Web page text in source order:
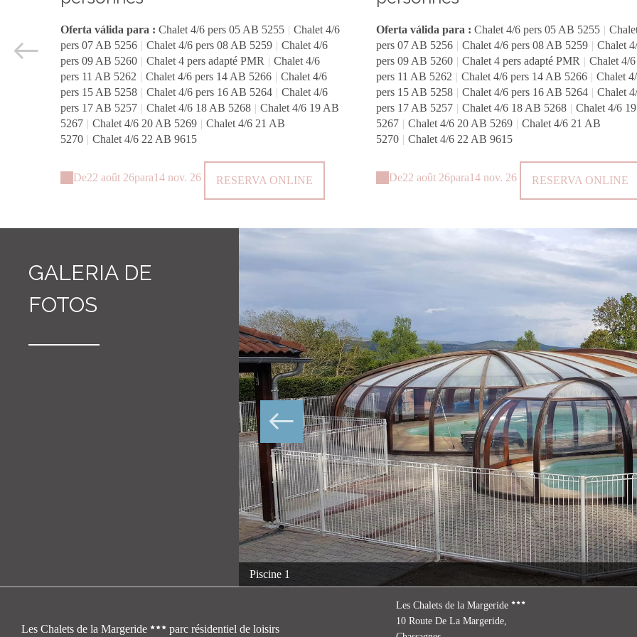
Oferta válida para : Chalet 4/6 pers 05 AB 5255 | Chalet 4/6
pers 07 AB 5256 | Chalet 4/6 pers 08 AB 5259 | Chalet 4/6
pers 09 AB 5260 | Chalet 4 pers adapté PMR | Chalet 4/6
pers 11 AB 5262 | Chalet 4/6 pers 14 AB 5266 | Chalet 4/6
pers 15 AB 5258 | Chalet 4/6 pers 16 AB 5264 | Chalet 4/6
pers 17 AB 5257 | Chalet 4/6 18 AB 5268 | Chalet 4/6 19 AB
5267 | Chalet 4/6 20 AB 5269 | Chalet 4/6 21 AB
5270 | Chalet 4/6 22 AB 9615
De22 août 26para14 nov. 26 RESERVA ONLINE
Oferta válida para : Chalet 4/6 pers 05 AB 5255 |
pers 07 AB 5256 | Chalet 4/6 pers 08 AB 5259 | Chalet
pers 09 AB 5260 | Chalet 4 pers adapté PMR | Chalet 4/6
pers 11 AB 5262 | Chalet 4/6 pers 14 AB 5266 | Chalet
pers 15 AB 5258 | Chalet 4/6 pers 16 AB 5264 | Chalet
pers 17 AB 5257 | Chalet 4/6 18 AB 5268 | Chalet 4/6
5267 | Chalet 4/6 20 AB 5269 | Chalet 4/6 21 AB
5270 | Chalet 4/6 22 AB 9615
De22 août 26para14 nov. 26 RESERVA ONLINE
GALERIA DE
FOTOS
Piscine 1
Les Chalets de la Margeride parc résidentiel de loisirs
Les Chalets de la Margeride
10 Route De La Margeride,